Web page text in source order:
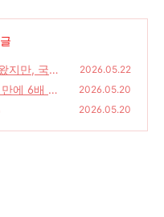
지만, 국민
2026.05.22
에 6배 성
2026.05.20
2026.05.20